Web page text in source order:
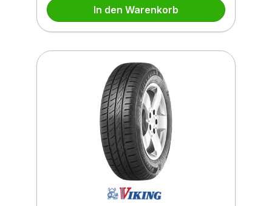
In den Warenkorb